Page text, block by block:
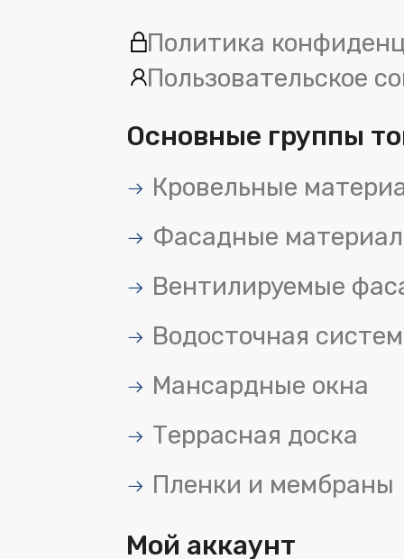
Политика
Пользовательское
Основные группы
Кровельные
Фасадные
Вентилируемые
Водосточная
Мансардные окна
Террасная доска
Пленки и мембраны
Мой аккаунт